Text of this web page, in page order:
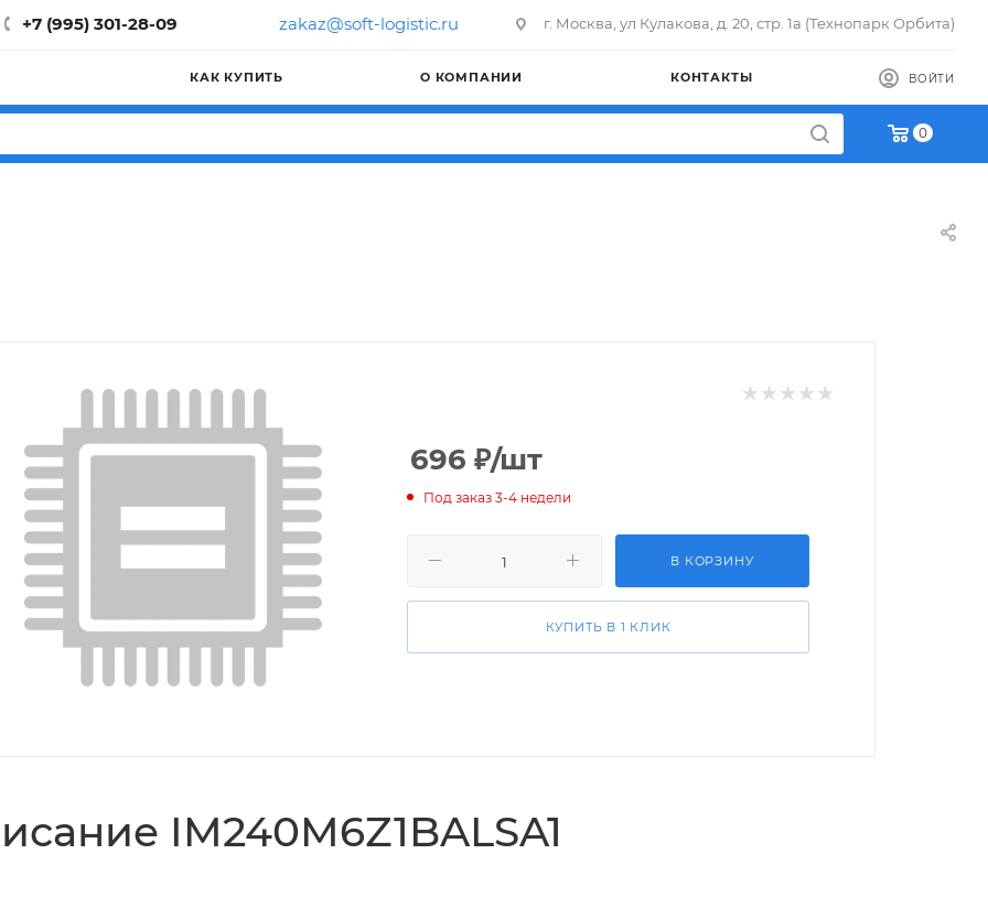
+7 (995) 301-28-09 zakaz@soft-logistic.ru г. Москва, ул Кулакова, д. 20, стр. 1а (Технопарк Орбита)
КАК КУПИТЬ О КОМПАНИИ КОНТАКТЫ ВОЙТИ
0
696 ₽/шт
Под заказ 3-4 недели
В КОРЗИНУ
КУПИТЬ В 1 КЛИК
IM240M6Z1BALSA1